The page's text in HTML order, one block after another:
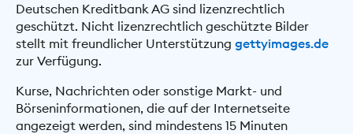
Deutschen Kreditbank AG sind lizenzrechtlich
geschützt. Nicht lizenzrechtlich geschützte Bilder
stellt mit freundlicher Unterstützung gettyimages.de
zur Verfügung.
Kurse, Nachrichten oder sonstige Markt- und
Börseninformationen, die auf der Internetseite
angezeigt werden, sind mindestens 15 Minuten